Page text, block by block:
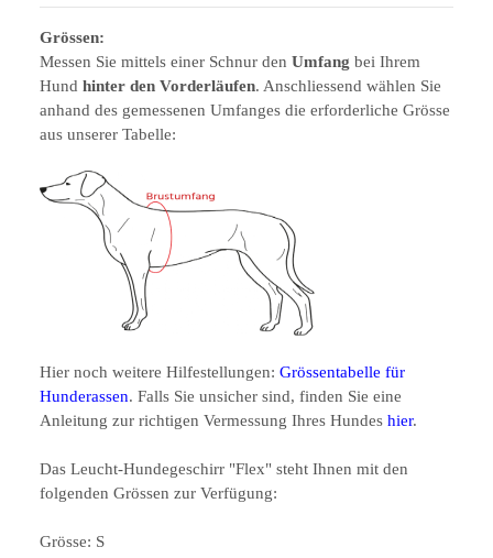
Grössen:
Messen Sie mittels einer Schnur den Umfang bei Ihrem
Hund hinter den Vorderläufen. Anschliessend wählen Sie
anhand des gemessenen Umfanges die erforderliche Grösse
aus unserer Tabelle:
Hier noch weitere Hilfestellungen: Grössentabelle für
Hunderassen. Falls Sie unsicher sind, finden Sie eine
Anleitung zur richtigen Vermessung Ihres Hundes hier.
Das Leucht-Hundegeschirr "Flex" steht Ihnen mit den
folgenden Grössen zur Verfügung:
Grösse: S